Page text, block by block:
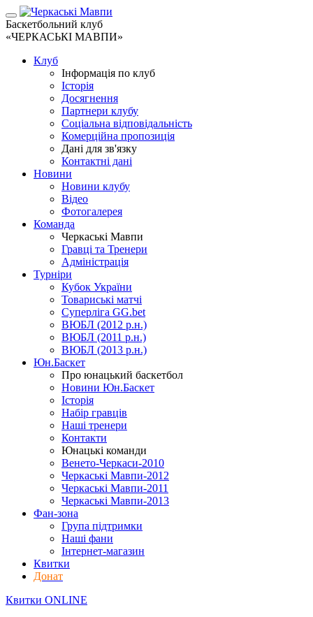
Баскетбольний клуб
«ЧЕРКАСЬКІ МАВПИ»
Клуб
Інформація по клуб
Історія
Досягнення
Партнери клубу
Соціальна відповідальність
Комерційна пропозиція
Дані для зв'язку
Контактні дані
Новини
Новини клубу
Відео
Фотогалерея
Команда
Черкаські Мавпи
Гравці та Тренери
Адміністрація
Турніри
Кубок України
Товариські матчі
Суперліга GG.bet
ВЮБЛ (2012 р.н.)
ВЮБЛ (2011 р.н.)
ВЮБЛ (2013 р.н.)
Юн.Баскет
Про юнацький баскетбол
Новини Юн.Баскет
Історія
Набір гравців
Наші тренери
Контакти
Юнацькі команди
Венето-Черкаси-2010
Черкаські Мавпи-2012
Черкаські Мавпи-2011
Черкаські Мавпи-2013
Фан-зона
Група підтримки
Наші фани
Інтернет-магазин
Квитки
Донат
Квитки ONLINE